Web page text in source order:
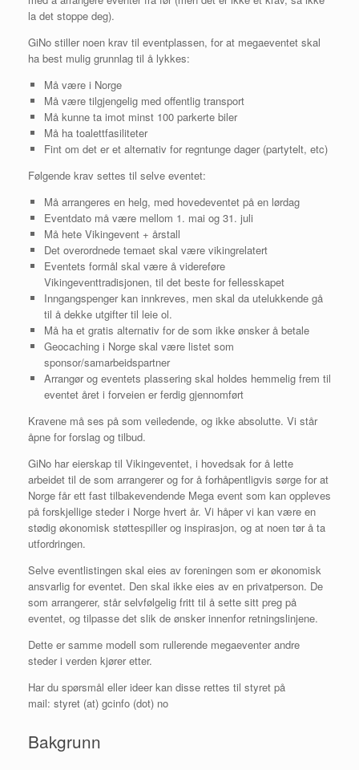
la det stoppe deg).
GiNo stiller noen krav til eventplassen, for at megaeventet skal
ha best mulig grunnlag til å lykkes:
Må være i Norge
Må være tilgjengelig med offentlig transport
Må kunne ta imot minst 100 parkerte biler
Må ha toalettfasiliteter
Fint om det er et alternativ for regntunge dager (partytelt, etc)
Følgende krav settes til selve eventet:
Må arrangeres en helg, med hovedeventet på en lørdag
Eventdato må være mellom 1. mai og 31. juli
Må hete Vikingevent + årstall
Det overordnede temaet skal være vikingrelatert
Eventets formål skal være å videreføre
Vikingeventtradisjonen, til det beste for fellesskapet
Inngangspenger kan innkreves, men skal da utelukkende gå
til å dekke utgifter til leie ol.
Må ha et gratis alternativ for de som ikke ønsker å betale
Geocaching i Norge skal være listet som
sponsor/samarbeidspartner
Arrangør og eventets plassering skal holdes hemmelig frem til
eventet året i forveien er ferdig gjennomført
Kravene må ses på som veiledende, og ikke absolutte. Vi står
åpne for forslag og tilbud.
GiNo har eierskap til Vikingeventet, i hovedsak for å lette
arbeidet til de som arrangerer og for å forhåpentligvis sørge for at
Norge får ett fast tilbakevendende Mega event som kan oppleves
på forskjellige steder i Norge hvert år. Vi håper vi kan være en
stødig økonomisk støttespiller og inspirasjon, og at noen tør å ta
utfordringen.
Selve eventlistingen skal eies av foreningen som er økonomisk
ansvarlig for eventet. Den skal ikke eies av en privatperson. De
som arrangerer, står selvfølgelig fritt til å sette sitt preg på
eventet, og tilpasse det slik de ønsker innenfor retningslinjene.
Dette er samme modell som rullerende megaeventer andre
steder i verden kjører etter.
Har du spørsmål eller ideer kan disse rettes til styret på
mail: styret (at) gcinfo (dot) no
Bakgrunn